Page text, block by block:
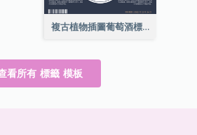
複古植物插圖葡萄酒標籤
看所有 標籤 模板